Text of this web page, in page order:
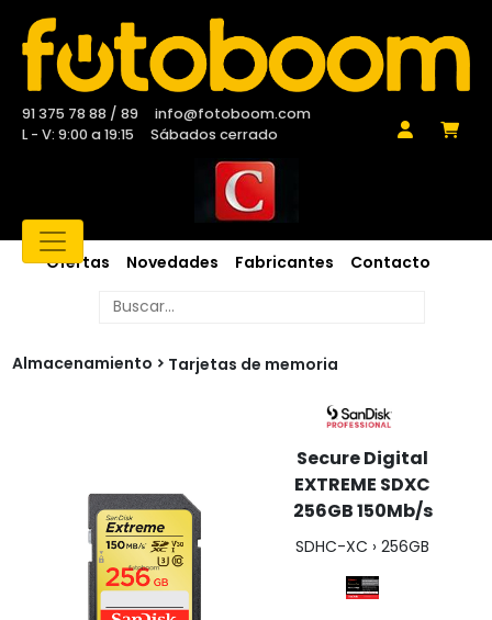
91 375 78 88 / 89
info@fotoboom.com
L - V: 9:00 a 19:15
Sábados cerrado
Ofertas Novedades Fabricantes Contacto
Almacenamiento Tarjetas de memoria
Secure Digital
EXTREME SDXC
256GB 150Mb/s
SDHC-XC › 256GB